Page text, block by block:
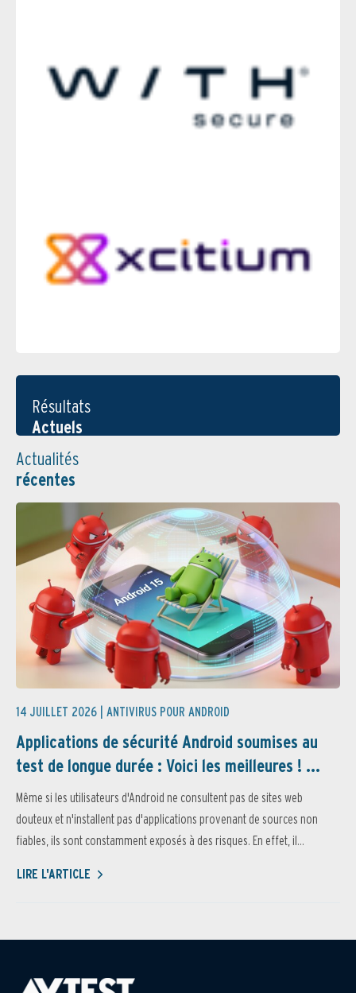
Résultats
Actuels
Actualités
récentes
14 JUILLET 2026 | ANTIVIRUS POUR ANDROID
Applications de sécurité Android soumises au
test de longue durée : Voici les meilleures ! ...
Même si les utilisateurs d'Android ne consultent pas de sites web
douteux et n'installent pas d'applications provenant de sources non
fiables, ils sont constamment exposés à des risques. En effet, il...
LIRE L'ARTICLE